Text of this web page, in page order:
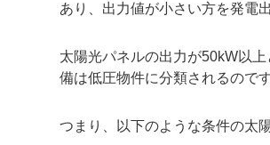
あり、出力値が小さい方を発電
太陽光パネルの出力が50kW以
備は低圧物件に分類されるのです
つまり、以下のような条件の太